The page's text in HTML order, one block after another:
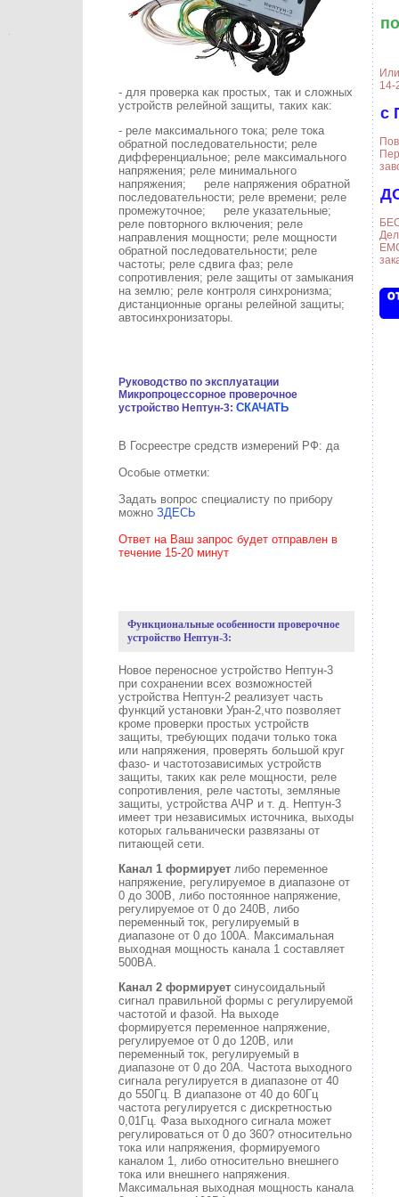
- для проверка как простых, так и сложных
устройств релейной защиты, таких как:
- реле максимального тока; реле тока
обратной последовательности; реле
дифференциальное; реле максимального
напряжения; реле минимального
напряжения; реле напряжения обратной
последовательности; реле времени; реле
промежуточное; реле указательные;
реле повторного включения; реле
направления мощности; реле мощности
обратной последовательности; реле
частоты; реле сдвига фаз; реле
сопротивления; реле защиты от замыкания
на землю; реле контроля синхронизма;
дистанционные органы релейной защиты;
автосинхронизаторы.
Руководство по эксплуатации
Микропроцессорное проверочное
устройство Нептун-3: СКАЧАТЬ
В Госреестре средств измерений РФ: да
Особые отметки:
Задать вопрос специалисту по прибору
можно ЗДЕСЬ
Ответ на Ваш запрос будет отправлен в
течение 15-20 минут
Функциональные особенности проверочное
устройство Нептун-3:
Новое переносное устройство Нептун-3
при сохранении всех возможностей
устройства Нептун-2 реализует часть
функций установки Уран-2,что позволяет
кроме проверки простых устройств
защиты, требующих подачи только тока
или напряжения, проверять большой круг
фазо- и частотозависимых устройств
защиты, таких как реле мощности, реле
сопротивления, реле частоты, земляные
защиты, устройства АЧР и т. д. Нептун-3
имеет три независимых источника, выходы
которых гальванически развязаны от
питающей сети.
Канал 1 формирует либо переменное
напряжение, регулируемое в диапазоне от
0 до 300В, либо постоянное напряжение,
регулируемое от 0 до 240В, либо
переменный ток, регулируемый в
диапазоне от 0 до 100А. Максимальная
выходная мощность канала 1 составляет
500ВА.
Канал 2 формирует синусоидальный
сигнал правильной формы с регулируемой
частотой и фазой. На выходе
формируется переменное напряжение,
регулируемое от 0 до 120В, или
переменный ток, регулируемый в
диапазоне от 0 до 20А. Частота выходного
сигнала регулируется в диапазоне от 40
до 550Гц. В диапазоне от 40 до 60Гц
частота регулируется с дискретностью
0,01Гц. Фаза выходного сигнала может
регулироваться от 0 до 360? относительно
тока или напряжения, формируемого
каналом 1, либо относительно внешнего
тока или внешнего напряжения.
Максимальная выходная мощность канала
14-
с